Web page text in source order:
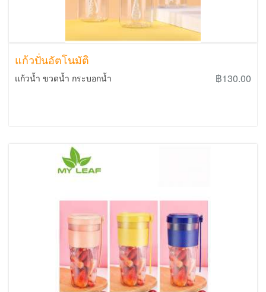
แก้วปั่นอัตโนมัติ
แก้วน้ำ ขวดน้ำ กระบอกน้ำ ฿130.00